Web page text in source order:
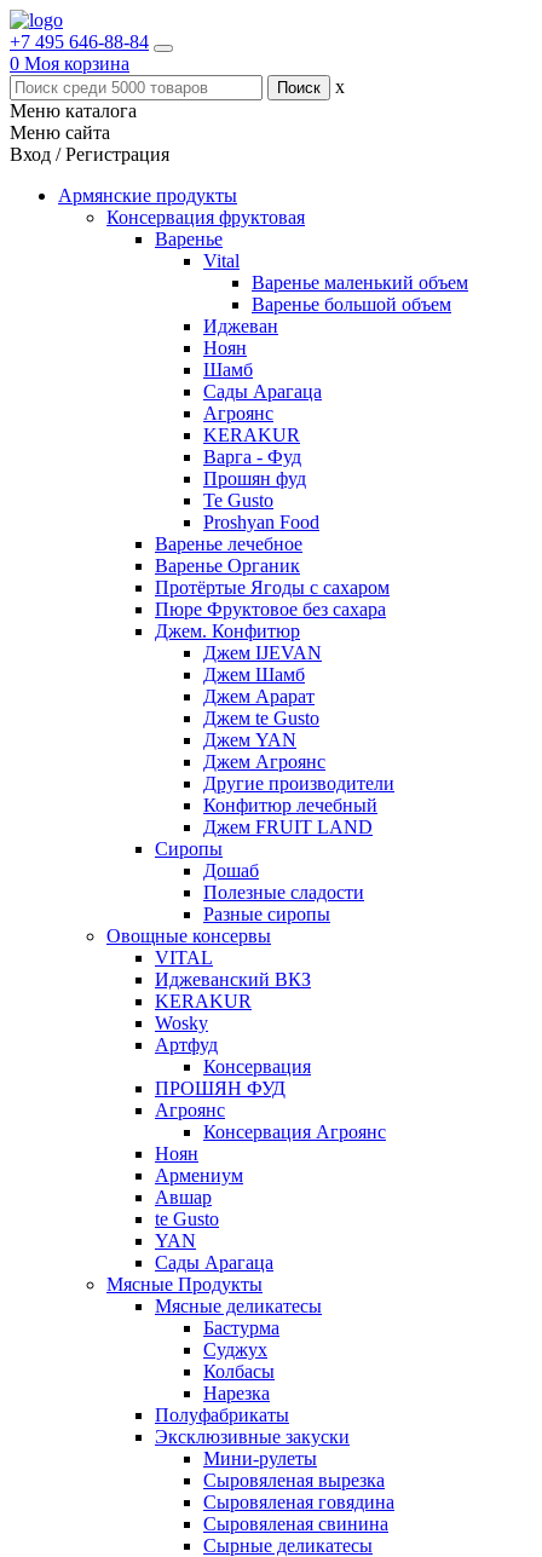
+7 495 646-88-84
0 Моя корзина
x
Меню каталога
Меню сайта
Вход / Регистрация
Армянские продукты
Консервация фруктовая
Варенье
Vital
Варенье маленький объем
Варенье большой объем
Иджеван
Ноян
Шамб
Сады Арагаца
Агроянс
KERAKUR
Варга - Фуд
Прошян фуд
Te Gusto
Proshyan Food
Варенье лечебное
Варенье Органик
Протёртые Ягоды с сахаром
Пюре Фруктовое без сахара
Джем. Конфитюр
Джем IJEVAN
Джем Шамб
Джем Арарат
Джем te Gusto
Джем YAN
Джем Агроянс
Другие производители
Конфитюр лечебный
Джем FRUIT LAND
Сиропы
Дошаб
Полезные сладости
Разные сиропы
Овощные консервы
VITAL
Иджеванский ВКЗ
KERAKUR
Wosky
Артфуд
Консервация
ПРОШЯН ФУД
Агроянс
Консервация Агроянс
Ноян
Армениум
Авшар
te Gusto
YAN
Сады Арагаца
Мясные Продукты
Мясные деликатесы
Бастурма
Суджух
Колбасы
Нарезка
Полуфабрикаты
Эксклюзивные закуски
Мини-рулеты
Сыровяленая вырезка
Сыровяленая говядина
Сыровяленая свинина
Сырные деликатесы